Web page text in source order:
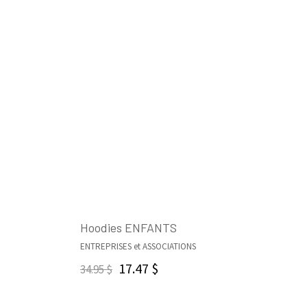
Hoodies ENFANTS
ENTREPRISES et ASSOCIATIONS
34.95$ 17.47 $